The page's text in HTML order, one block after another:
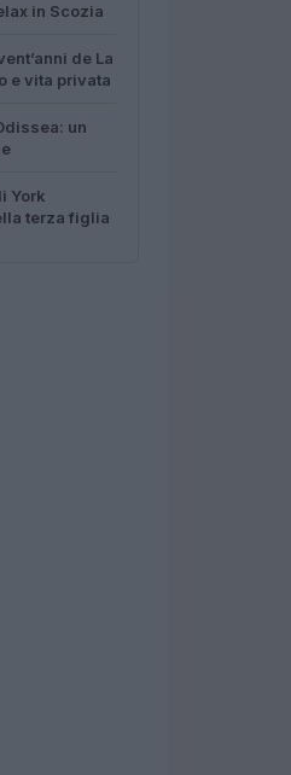
in Scozia
de La
e vita privata
un
York
terza figlia